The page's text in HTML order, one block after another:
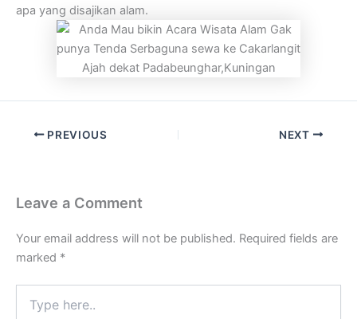
apa yang disajikan alam.
PREVIOUS NEXT
Leave a Comment
Your email address will not be published. Required fields are
marked *
here..